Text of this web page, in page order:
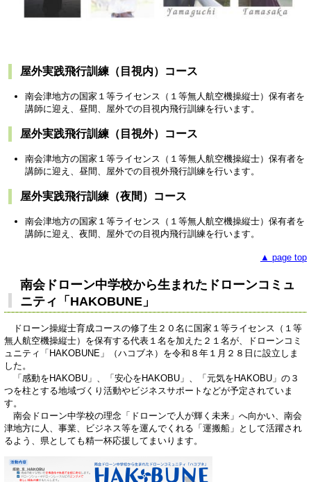
屋外実践飛行訓練（目視内）コース
南会津地方の国家１等ライセンス（１等無人航空機操縦士）保有者を
講師に迎え、昼間、屋外での目視内飛行訓練を行います。
屋外実践飛行訓練（目視外）コース
南会津地方の国家１等ライセンス（１等無人航空機操縦士）保有者を
講師に迎え、昼間、屋外での目視外飛行訓練を行います。
屋外実践飛行訓練（夜間）コース
南会津地方の国家１等ライセンス（１等無人航空機操縦士）保有者を
講師に迎え、夜間、屋外での目視内飛行訓練を行います。
▲ page top
南会ドローン中学校から生まれたドローンコミュ
ニティ「HAKOBUNE」
ドローン操縦士育成コースの修了生２０名に国家１等ライセンス（１等
無人航空機操縦士）を保有する代表１名を加えた２１名が、ドローンコミ
ュニティ「HAKOBUNE」（ハコブネ）を令和８年１月２８日に設立しま
した。
「感動をHAKOBU」、「安心をHAKOBU」、「元気をHAKOBU」の３
つを柱とする地域づくり活動やビジネスサポートなどが予定されていま
す。
南会ドローン中学校の理念「ドローンで人が輝く未来」へ向かい、南会
津地方に人、事業、ビジネス等を運んでくれる「運搬船」として活躍され
るよう、県としても精一杯応援してまいります。